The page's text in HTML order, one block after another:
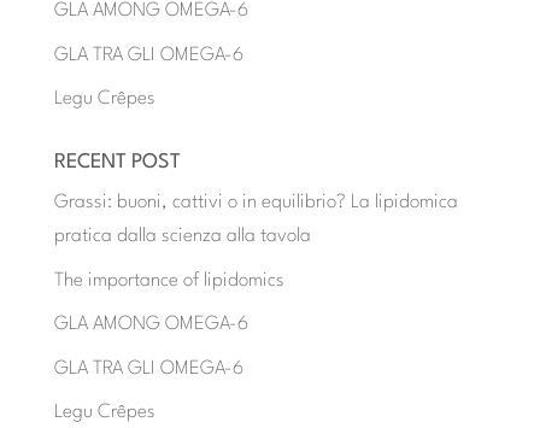
GLA AMONG OMEGA-6
GLA TRA GLI OMEGA-6
Legu Crêpes
RECENT POST
Grassi: buoni, cattivi o in equilibrio? La lipidomica
pratica dalla scienza alla tavola
The importance of lipidomics
GLA AMONG OMEGA-6
GLA TRA GLI OMEGA-6
Legu Crêpes